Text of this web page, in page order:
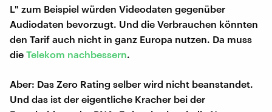
L" zum Beispiel würden Videodaten gegenüber
Audiodaten bevorzugt. Und die Verbrauchen könnten
den Tarif auch nicht in ganz Europa nutzen. Da muss
die Telekom nachbessern.
Aber: Das Zero Rating selber wird nicht beanstandet.
Und das ist der eigentliche Kracher bei der